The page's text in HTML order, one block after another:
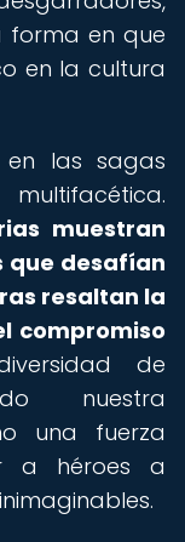
forma en que
en la cultura
en las sagas
muestran
que desafían
resaltan la
compromiso
de
nuestra
una fuerza
a héroes a